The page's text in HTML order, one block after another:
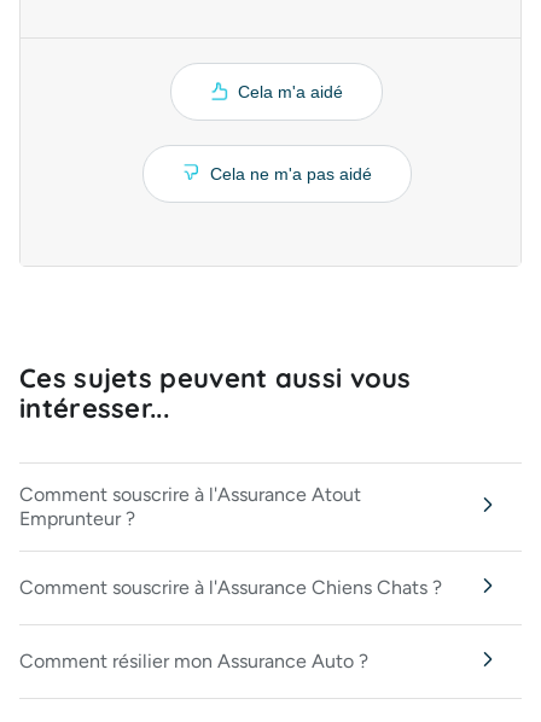
Cela m'a aidé
Cela ne m'a pas aidé
Ces sujets peuvent aussi vous
intéresser...
Comment souscrire à l'Assurance Atout
Emprunteur ?
Comment souscrire à l'Assurance Chiens Chats ?
Comment résilier mon Assurance Auto ?